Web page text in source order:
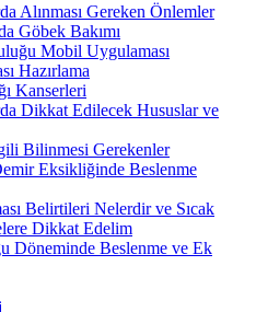
Alınması Gereken Önlemler
Göbek Bakımı
Mobil Uygulaması
Hazırlama
Kanserleri
Dikkat Edilecek Hususlar ve
Bilinmesi Gerekenler
Eksikliğinde Beslenme
Belirtileri Nelerdir ve Sıcak
Dikkat Edelim
Döneminde Beslenme ve Ek